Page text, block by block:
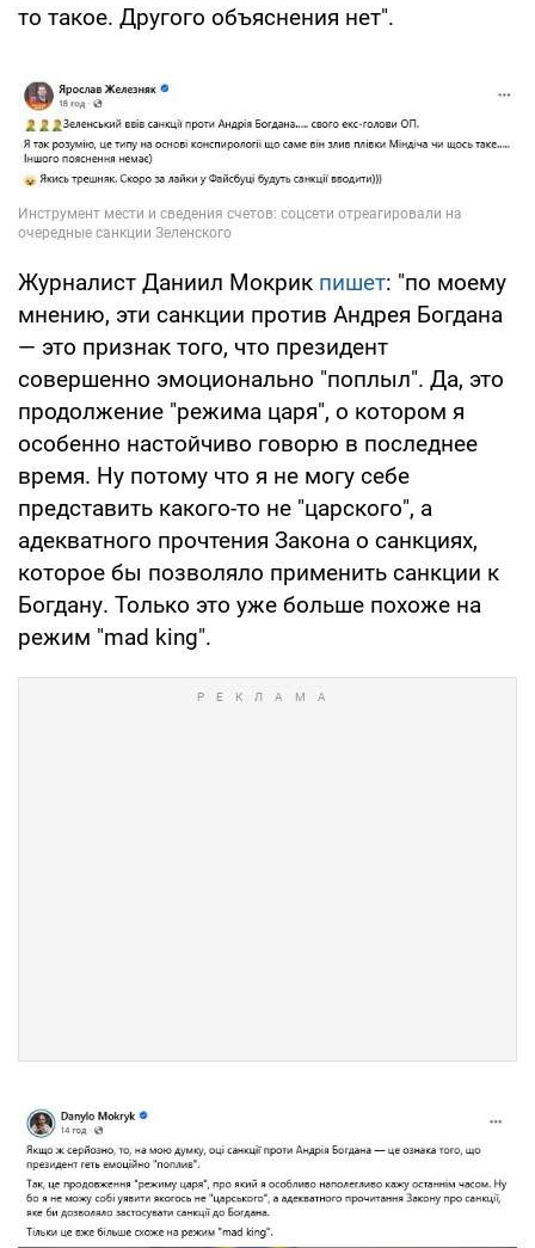
то такое. Другого объяснения нет".
Журналист Даниил Мокрик пишет: "по моему
мнению, эти санкции против Андрея Богдана
— это признак того, что президент
совершенно эмоционально "поплыл". Да, это
продолжение "режима царя", о котором я
особенно настойчиво говорю в последнее
время. Ну потому что я не могу себе
представить какого-то не "царского", а
адекватного прочтения Закона о санкциях,
которое бы позволяло применить санкции к
Богдану. Только это уже больше похоже на
режим "mad king".